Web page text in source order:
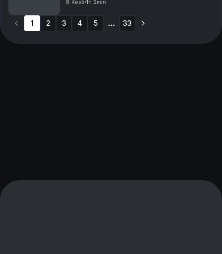
svärmor. Och Jonas kläcker århundradets programidé!
8 Kesä 1h 2min
1 2 3 4 5 33